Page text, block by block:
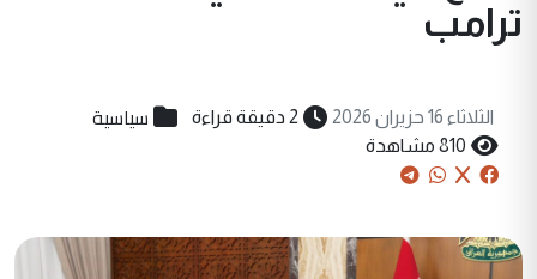
ترامب
الثلاثاء 16 حزيران 2026 2 دقيقة قراءة سياسية
810 مشاهدة